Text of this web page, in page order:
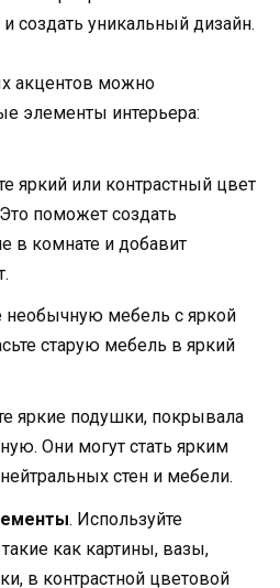
и создать уникальный дизайн.
акцентов можно
элементы интерьера:
яркий или контрастный цвет
поможет создать
в комнате и добавит
необычную мебель с яркой
старую мебель в яркий
яркие подушки, покрывала
Они могут стать ярким
стен и мебели.
. Используйте
как картины, вазы,
в контрастной цветовой